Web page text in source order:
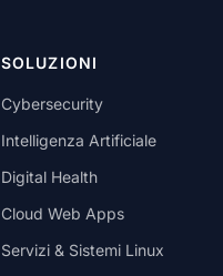
SOLUZIONI
Cybersecurity
Intelligenza Artificiale
Digital Health
Cloud Web Apps
Servizi & Sistemi Linux